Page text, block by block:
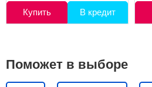
Купить В кредит
Поможет в выборе